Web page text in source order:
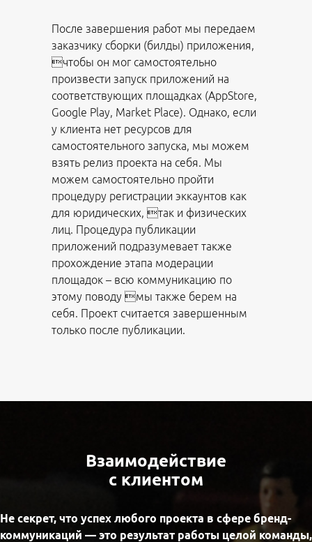
После завершения работ мы передаем
заказчику сборки (билды) приложения,
чтобы он мог самостоятельно
произвести запуск приложений на
соответствующих площадках (AppStore,
Google Play, Market Place). Однако, если
у клиента нет ресурсов для
самостоятельного запуска, мы можем
взять релиз проекта на себя. Мы
можем самостоятельно пройти
процедуру регистрации эккаунтов как
для юридических, так и физических
лиц. Процедура публикации
приложений подразумевает также
прохождение этапа модерации
площадок – всю коммуникацию по
этому поводу мы также берем на
себя. Проект считается завершенным
только после публикации.
Взаимодействие
с клиентом
Не секрет, что успех любого проекта в сфере бренд-
коммуникаций — это результат работы целой команды,